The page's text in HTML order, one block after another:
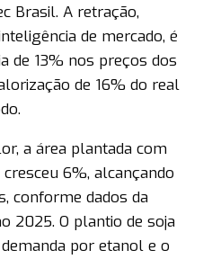
Brasil. A retração,
de mercado, é
de 13% nos preços dos
de 16% do real
a área plantada com
6%, alcançando
conforme dados da
2025. O plantio de soja
por etanol e o